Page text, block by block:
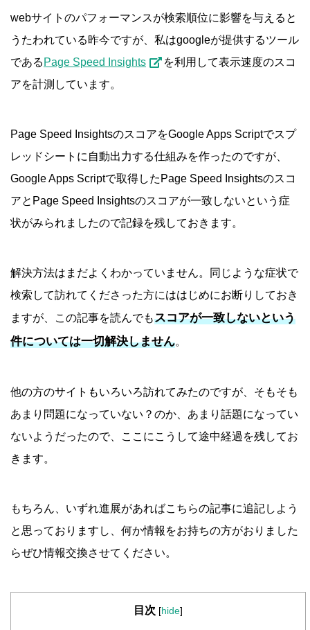
webサイトのパフォーマンスが検索順位に影響を与えると
うたわれている昨今ですが、私はgoogleが提供するツール
である Page Speed Insights
を利用して表示速度のスコ
アを計測しています。
Page Speed InsightsのスコアをGoogle Apps Scriptでスプ
レッドシートに自動出力する仕組みを作ったのですが、
Google Apps Scriptで取得したPage Speed Insightsのスコ
アとPage Speed Insightsのスコアが一致しないという症
状がみられましたので記録を残しておきます。
解決方法はまだよくわかっていません。同じような症状で
検索して訪れてくださった方にははじめにお断りしておき
ますが、この記事を読んでもスコアが一致しないという
件については一切解決しません。
他の方のサイトもいろいろ訪れてみたのですが、そもそも
あまり問題になっていない？のか、あまり話題になってい
ないようだったので、ここにこうして途中経過を残してお
きます。
もちろん、いずれ進展があればこちらの記事に追記しよう
と思っておりますし、何か情報をお持ちの方がおりました
らぜひ情報交換させてください。
目次 [hide]